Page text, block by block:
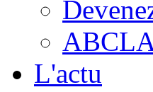
L'actu